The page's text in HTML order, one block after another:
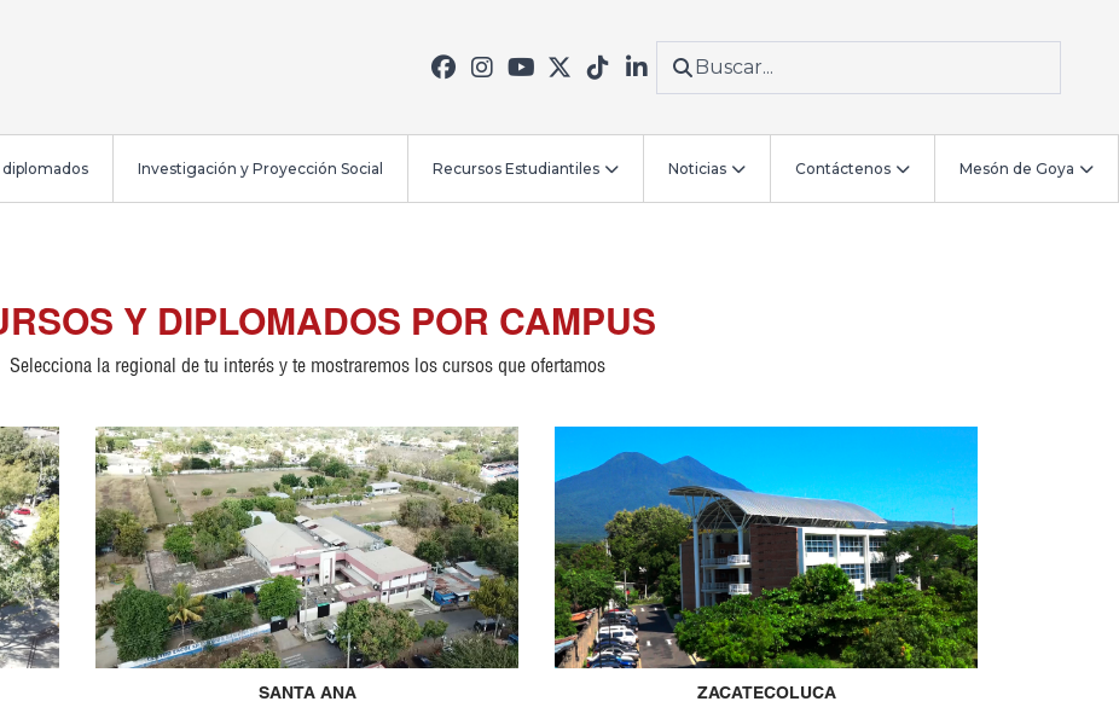
diplomados Investigación y Proyección Social Recursos Estudiantiles Noticias Contáctenos Mesón de Goya
Y DIPLOMADOS POR CAMPUS
Selecciona la regional de tu interés y te mostraremos los cursos que ofertamos
SANTA ANA ZACATECOLUCA